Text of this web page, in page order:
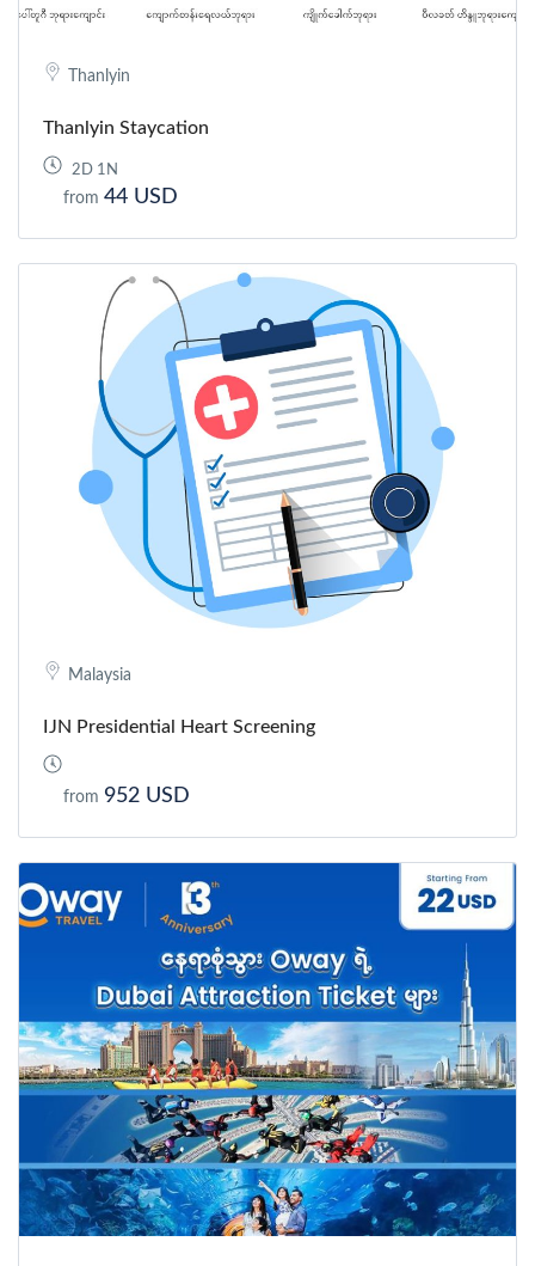
Thanlyin
Thanlyin Staycation
2D 1N
from 44 USD
Malaysia
IJN Presidential Heart Screening
from 952 USD